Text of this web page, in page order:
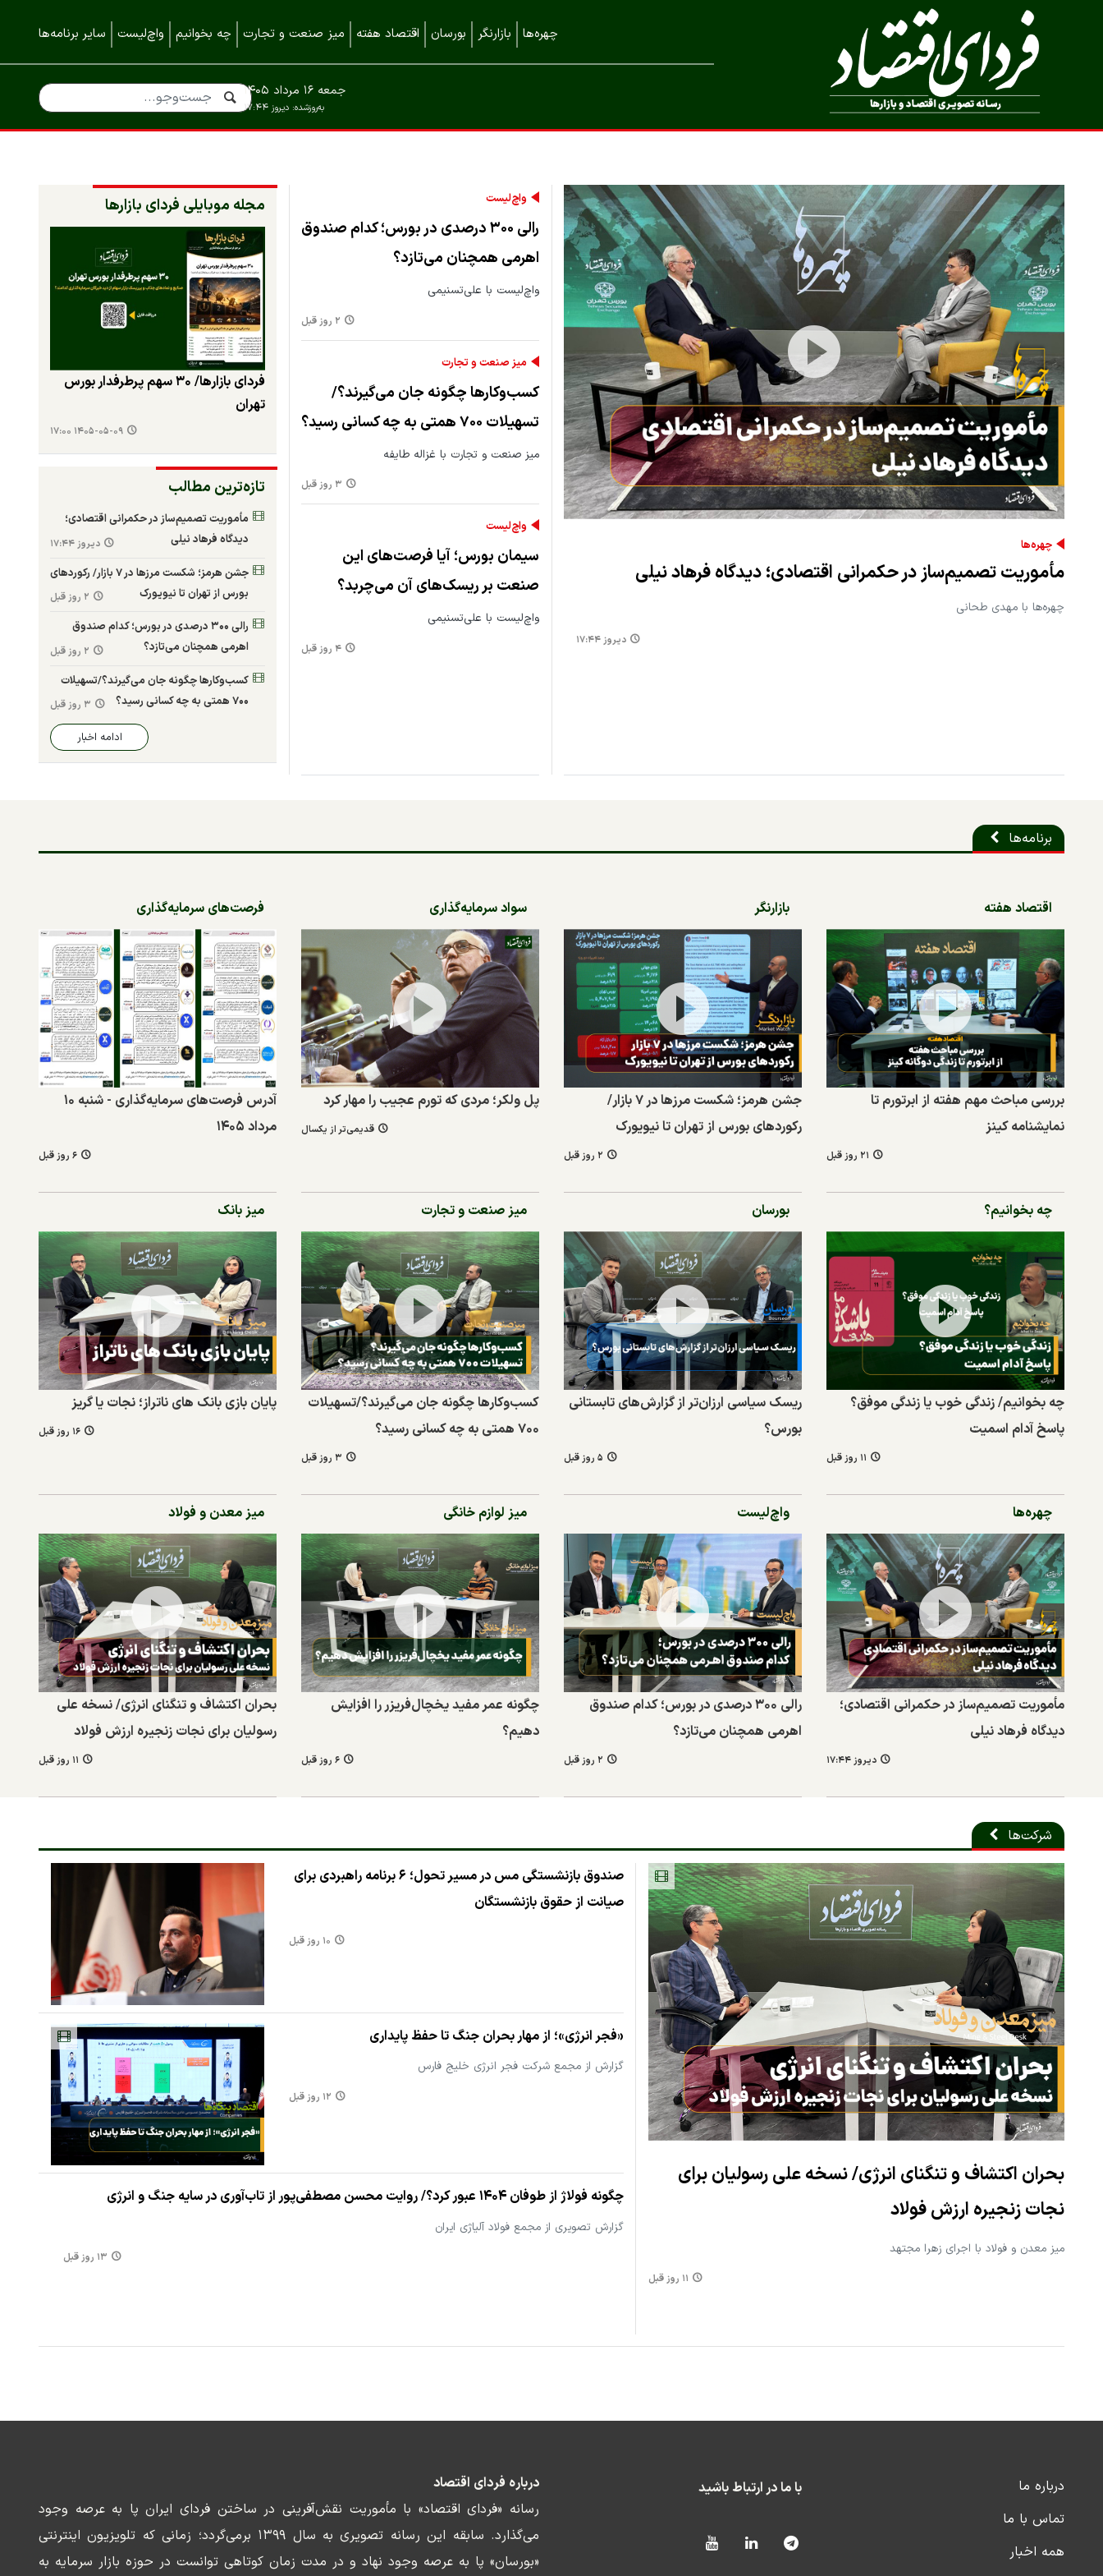
چهره‌ها بازارنگر بورسان اقتصاد هفته میز صنعت و تجارت چه بخوانیم واچ‌لیست سایر برنامه‌ها
به‌روزشده: دیروز ۱۷:۴۴
جمعه ۱۶ مرداد ۱۴۰۵
چهره‌ها
مأموریت تصمیم‌ساز در حکمرانی اقتصادی؛ دیدگاه فرهاد نیلی
چهره‌ها با مهدی طحانی
دیروز ۱۷:۴۴
واچ‌لیست
رالی ۳۰۰ درصدی در بورس؛ کدام صندوق
اهرمی همچنان می‌تازد؟
واچ‌لیست با علی‌تسنیمی
۲ روز قبل
میز صنعت و تجارت
کسب‌وکارها چگونه جان می‌گیرند؟/
تسهیلات ۷۰۰ همتی به چه کسانی رسید؟
میز صنعت و تجارت با غزاله طایفه
۳ روز قبل
واچ‌لیست
سیمان بورس؛ آیا فرصت‌های این
صنعت بر ریسک‌های آن می‌چربد؟
واچ‌لیست با علی‌تسنیمی
۴ روز قبل
مجله موبایلی فردای بازارها
فردای بازارها/ ۳۰ سهم پرطرفدار بورس
تهران
۱۴۰۵-۰۵-۰۹ ۱۷:۰۰
تازه‌ترین مطالب
مأموریت تصمیم‌ساز در حکمرانی اقتصادی؛
دیدگاه فرهاد نیلی
دیروز ۱۷:۴۴
جشن هرمز؛ شکست مرزها در ۷ بازار/ رکوردهای
بورس از تهران تا نیویورک
۲ روز قبل
رالی ۳۰۰ درصدی در بورس؛ کدام صندوق
اهرمی همچنان می‌تازد؟
۲ روز قبل
کسب‌وکارها چگونه جان می‌گیرند؟/تسهیلات
۷۰۰ همتی به چه کسانی رسید؟
۳ روز قبل
ادامه اخبار
برنامه‌ها
اقتصاد هفته
بررسی مباحث مهم هفته از ابرتورم تا
نمایشنامه کینز
۲۱ روز قبل
بازارنگر
جشن هرمز؛ شکست مرزها در ۷ بازار/
رکوردهای بورس از تهران تا نیویورک
۲ روز قبل
سواد سرمایه‌گذاری
پل ولکر؛ مردی که تورم عجیب را مهار کرد
قدیمی‌تر از یکسال
فرصت‌های سرمایه‌گذاری
آدرس فرصت‌های سرمایه‌گذاری - شنبه ۱۰
مرداد ۱۴۰۵
۶ روز قبل
چه بخوانیم؟
چه بخوانیم/ زندگی خوب یا زندگی موفق؟
پاسخ آدام اسمیت
۱۱ روز قبل
بورسان
ریسک سیاسی ارزان‌تر از گزارش‌های تابستانی
بورس؟
۵ روز قبل
میز صنعت و تجارت
کسب‌وکارها چگونه جان می‌گیرند؟/تسهیلات
۷۰۰ همتی به چه کسانی رسید؟
۳ روز قبل
میز بانک
پایان بازی بانک های ناتراز؛ نجات یا گریز
۱۶ روز قبل
چهره‌ها
مأموریت تصمیم‌ساز در حکمرانی اقتصادی؛
دیدگاه فرهاد نیلی
دیروز ۱۷:۴۴
واچ‌لیست
رالی ۳۰۰ درصدی در بورس؛ کدام صندوق
اهرمی همچنان می‌تازد؟
۲ روز قبل
میز لوازم خانگی
چگونه عمر مفید یخچال‌فریزر را افزایش
دهیم؟
۶ روز قبل
میز معدن و فولاد
بحران اکتشاف و تنگنای انرژی/ نسخه علی
رسولیان برای نجات زنجیره ارزش فولاد
۱۱ روز قبل
شرکت‌ها
بحران اکتشاف و تنگنای انرژی/ نسخه علی رسولیان برای
نجات زنجیره ارزش فولاد
میز معدن و فولاد با اجرای زهرا مجتهد
۱۱ روز قبل
صندوق بازنشستگی مس در مسیر تحول؛ ۶ برنامه راهبردی برای
صیانت از حقوق بازنشستگان
۱۰ روز قبل
«فجر انرژی»؛ از مهار بحران جنگ تا حفظ پایداری
گزارش از مجمع شرکت فجر انرژی خلیج فارس
۱۲ روز قبل
چگونه فولاژ از طوفان ۱۴۰۴ عبور کرد؟/ روایت محسن مصطفی‌پور از تاب‌آوری در سایه جنگ و انرژی
گزارش تصویری از مجمع فولاد آلیاژی ایران
۱۳ روز قبل
درباره ما
تماس با ما
همه اخبار
با ما در ارتباط باشید
درباره فردای اقتصاد
رسانه «فردای اقتصاد» با مأموریت نقش‌آفرینی در ساختن فردای ایران پا به عرصه وجود
می‌گذارد. سابقه این رسانه تصویری به سال ۱۳۹۹ برمی‌گردد؛ زمانی که تلویزیون اینترنتی
«بورسان» پا به عرصه وجود نهاد و در مدت زمان کوتاهی توانست در حوزه بازار سرمایه به